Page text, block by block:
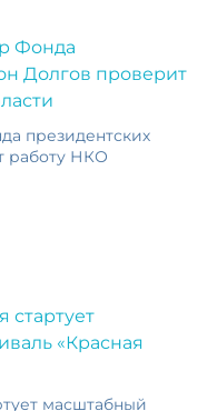
президентских
работу НКО
масштабный